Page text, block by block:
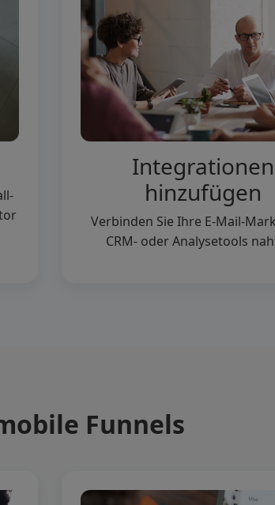
Integrationen
hinzufügen
Verbinden Sie Ihre E-Mail-
CRM- oder Analysetools
Funnels